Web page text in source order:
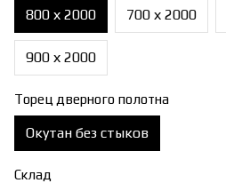
800 х 2000 700 х 2000
900 х 2000
Торец дверного полотна
Окутан без стыков
Склад